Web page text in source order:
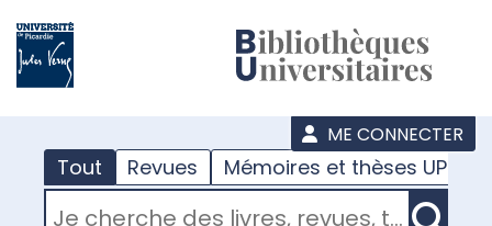
ME CONNECTER
Tout Revues Mémoires et thèses UPJV
RECHERCHER DANS "TOUT"